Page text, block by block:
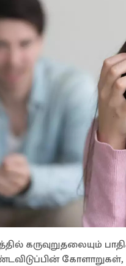
கருவுறுதலையும்